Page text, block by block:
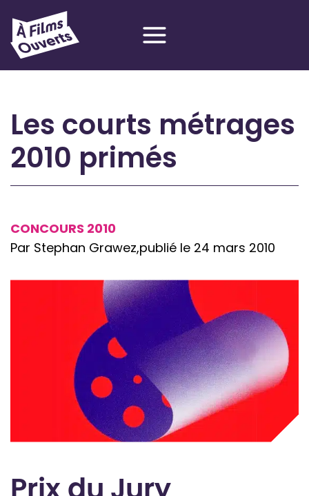
contenu
Les courts métrages
2010 primés
CONCOURS 2010
Par Stephan Grawez,publié le 24 mars 2010